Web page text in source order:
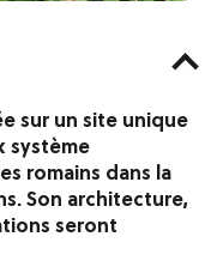
sur un site unique
système
romains dans la
Son architecture,
seront